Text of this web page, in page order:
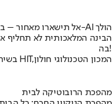
אל תישארו מאחור – בואו לגלות לאן ה-AI הולך
הבינה המלאכותית לא
בה!
בשיתוף HIT,המכון הטכנולוגי חולון
מהפכת הרובוטיקה לבית